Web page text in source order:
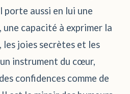
aussi en lui une
capacité à exprimer la
joies secrètes et les
instrument du cœur,
confidences comme de